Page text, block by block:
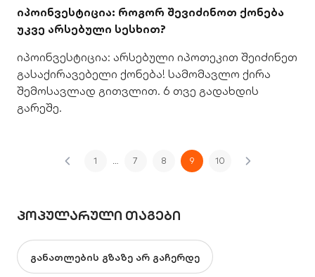
იპოინვესტიცია: როგორ შევიძინოთ ქონება
უკვე არსებული სესხით?
იპოინვესტიცია: არსებული იპოთეკით შეიძინეთ
გასაქირავებელი ქონება! სამომავლო ქირა
შემოსავლად გითვლით. 6 თვე გადახდის
გარეშე.
1 … 7 8 9 10
ᲞᲝᲞᲣᲚᲐᲠᲣᲚᲘ ᲗᲐᲒᲔᲑᲘ
განათლების გზაზე არ გაჩერდე